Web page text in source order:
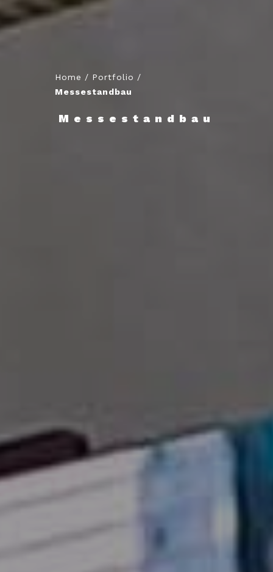
Messestandbau
Home / Portfolio /
Messestandbau